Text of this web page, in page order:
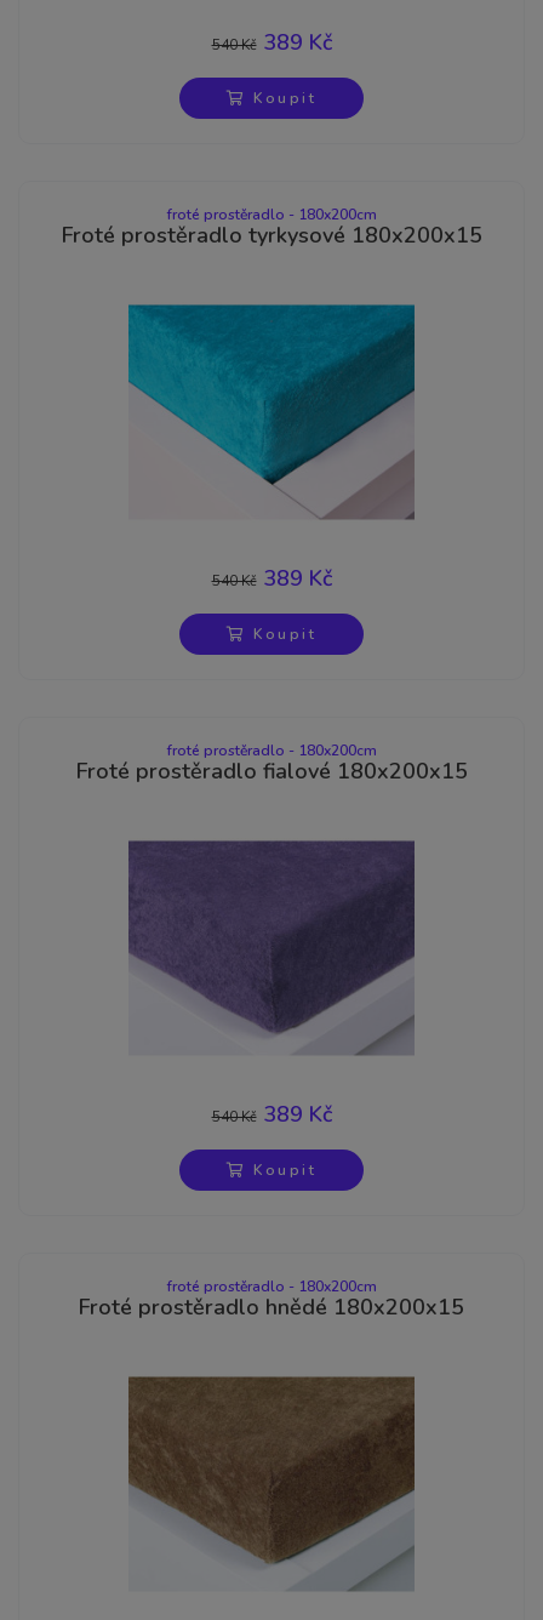
540 Kč389 Kč
Koupit
froté prostěradlo - 180x200cm
Froté prostěradlo tyrkysové 180x200x15
540 Kč389 Kč
Koupit
froté prostěradlo - 180x200cm
Froté prostěradlo fialové 180x200x15
540 Kč389 Kč
Koupit
froté prostěradlo - 180x200cm
Froté prostěradlo hnědé 180x200x15